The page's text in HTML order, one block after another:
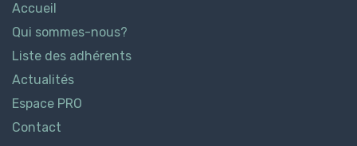
Accueil
Qui sommes-nous?
Liste des adhérents
Actualités
Espace PRO
Contact